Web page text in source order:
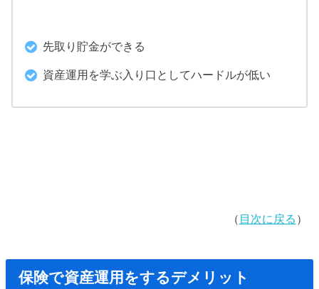
先取り貯金ができる
資産運用を学ぶ入り口としてハードルが低い
（ 目次に戻る ）
保険で資産運用をするデメリット